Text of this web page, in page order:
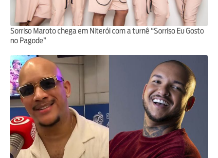
Sorriso Maroto chega em Niterói com a turnê “Sorriso Eu Gosto
no Pagode”